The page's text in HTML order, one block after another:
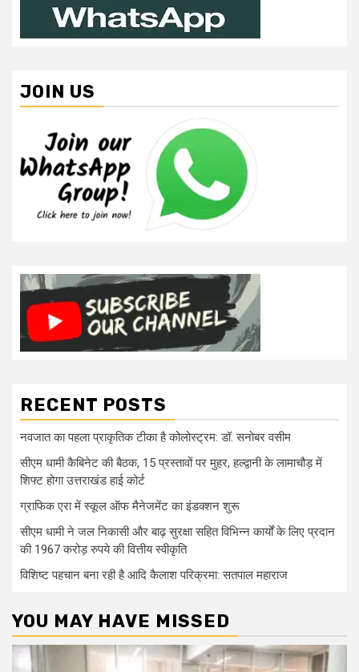
JOIN US
RECENT POSTS
नवजात का पहला प्राकृतिक टीका है कोलोस्ट्रम: डॉ. सनोबर वसीम
सीएम धामी कैबिनेट की बैठक, 15 प्रस्तावों पर मुहर, हल्द्वानी के लामाचौड़ में
शिफ्ट होगा उत्तराखंड हाई कोर्ट
ग्राफिक एरा में स्कूल ऑफ मैनेजमेंट का इंडक्शन शुरू
सीएम धामी ने जल निकासी और बाढ़ सुरक्षा सहित विभिन्न कार्यों के लिए प्रदान
की 1967 करोड़ रुपये की वित्तीय स्वीकृति
विशिष्ट पहचान बना रही है आदि कैलाश परिक्रमा: सतपाल महाराज
YOU MAY HAVE MISSED